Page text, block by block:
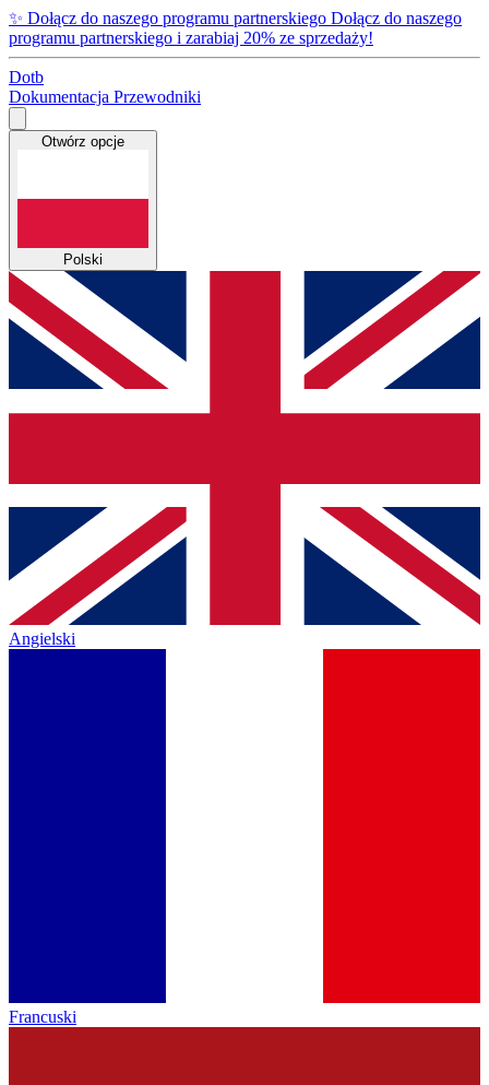
✨ Dołącz do naszego programu partnerskiego Dołącz do naszego
programu partnerskiego i zarabiaj 20% ze sprzedaży!
Dotb
Dokumentacja Przewodniki
Otwórz opcje
Polski
Angielski
Francuski